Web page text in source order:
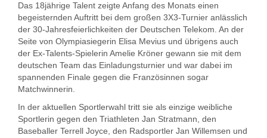
Das 18jährige Talent zeigte Anfang des Monats einen
begeisternden Auftritt bei dem großen 3X3-Turnier anlässlich
der 30-Jahresfeierlichkeiten der Deutschen Telekom. An der
Seite von Olympiasiegerin Elisa Mevius und übrigens auch
der Ex-Talents-Spielerin Amelie Kröner gewann sie mit dem
deutschen Team das Einladungsturnier und war dabei im
spannenden Finale gegen die Französinnen sogar
Matchwinnerin.
In der aktuellen Sportlerwahl tritt sie als einzige weibliche
Sportlerin gegen den Triathleten Jan Stratmann, den
Baseballer Terrell Joyce, den Radsportler Jan Willemsen und